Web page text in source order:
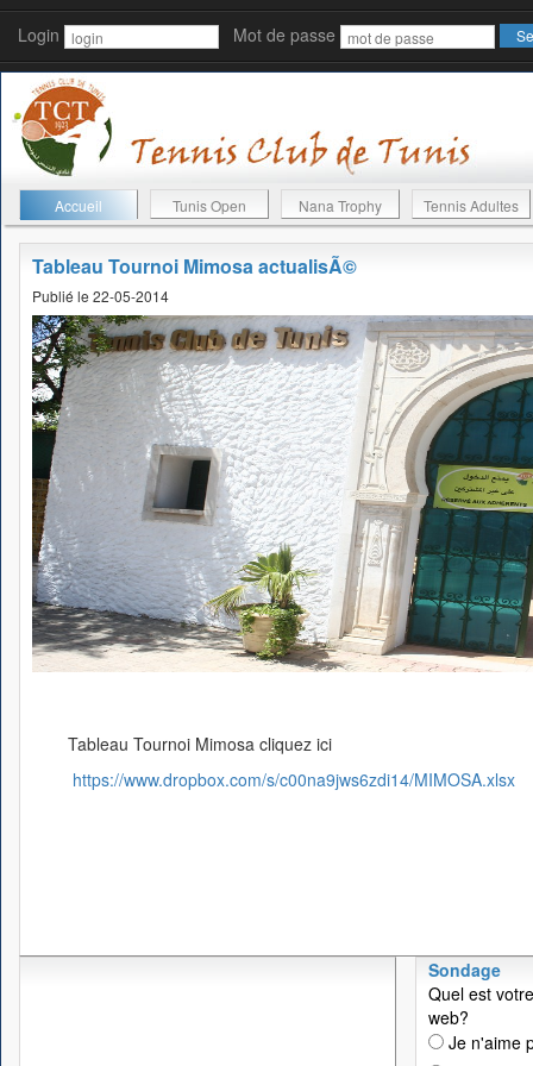
Login Mot de passe
Accueil Tunis Open Nana Trophy Tennis Adultes
Tableau Tournoi Mimosa actualisÃ©
Publié le 22-05-2014
Tableau Tournoi Mimosa cliquez ici
https://www.dropbox.com/s/c00na9jws6zdi14/MIMOSA.xlsx
Sondage
Quel est
web?
Je n'aime